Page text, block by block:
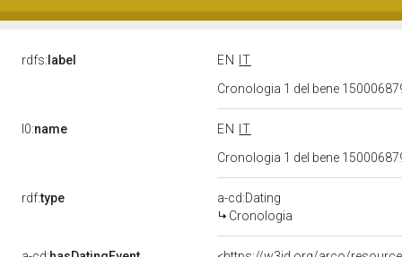
rdfs: label EN
IT
Cronologia 1 del bene
l0:name EN
IT
Cronologia 1 del bene
rdf:type
a-cd:Dating
Cronologia